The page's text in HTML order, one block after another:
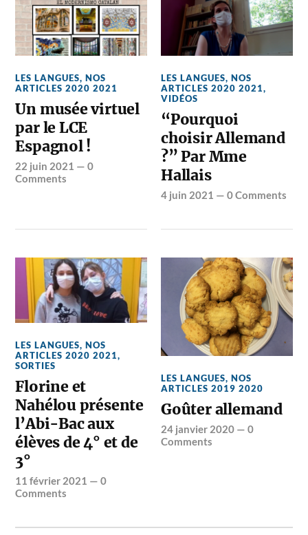
LES LANGUES,NOS
ARTICLES 2020 2021
Un musée virtuel
par le LCE
Espagnol !
22 juin 2021 —0
Comments
LES LANGUES,NOS
ARTICLES 2020 2021,
VIDÉOS
“Pourquoi
choisir Allemand
?” Par Mme
Hallais
4 juin 2021 —0 Comments
LES LANGUES,NOS
ARTICLES 2020 2021,
SORTIES
Florine et
Nahélou présente
l’Abi-Bac aux
élèves de 4° et de
3°
11 février 2021 —0
Comments
LES LANGUES,NOS
ARTICLES 2019 2020
Goûter allemand
24 janvier 2020 —0
Comments